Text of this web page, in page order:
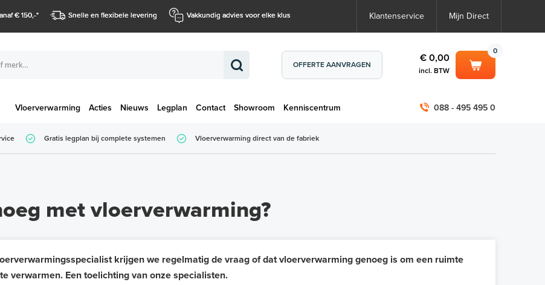
€ 150,-* Snelle en flexibele levering Vakkundig advies voor elke klus Klantenservice Mijn Direct
OFFERTE AANVRAGEN
0
€ 0,00
incl. BTW
Vloerverwarming Acties Nieuws Legplan Contact Showroom Kenniscentrum
€ 0,00 088 - 495 495 0
Gratis legplan bij complete systemen Vloerverwarming direct van de fabriek
met vloerverwarming?
krijgen we regelmatig de vraag of dat vloerverwarming genoeg is om een ruimte
verwarmen. Een toelichting van onze specialisten.